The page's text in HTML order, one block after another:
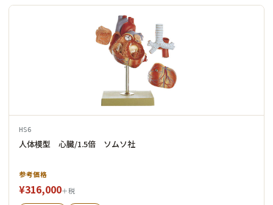
HS6
人体模型 心臓/1.5倍 ソムソ社
参考価格
¥316,000＋税